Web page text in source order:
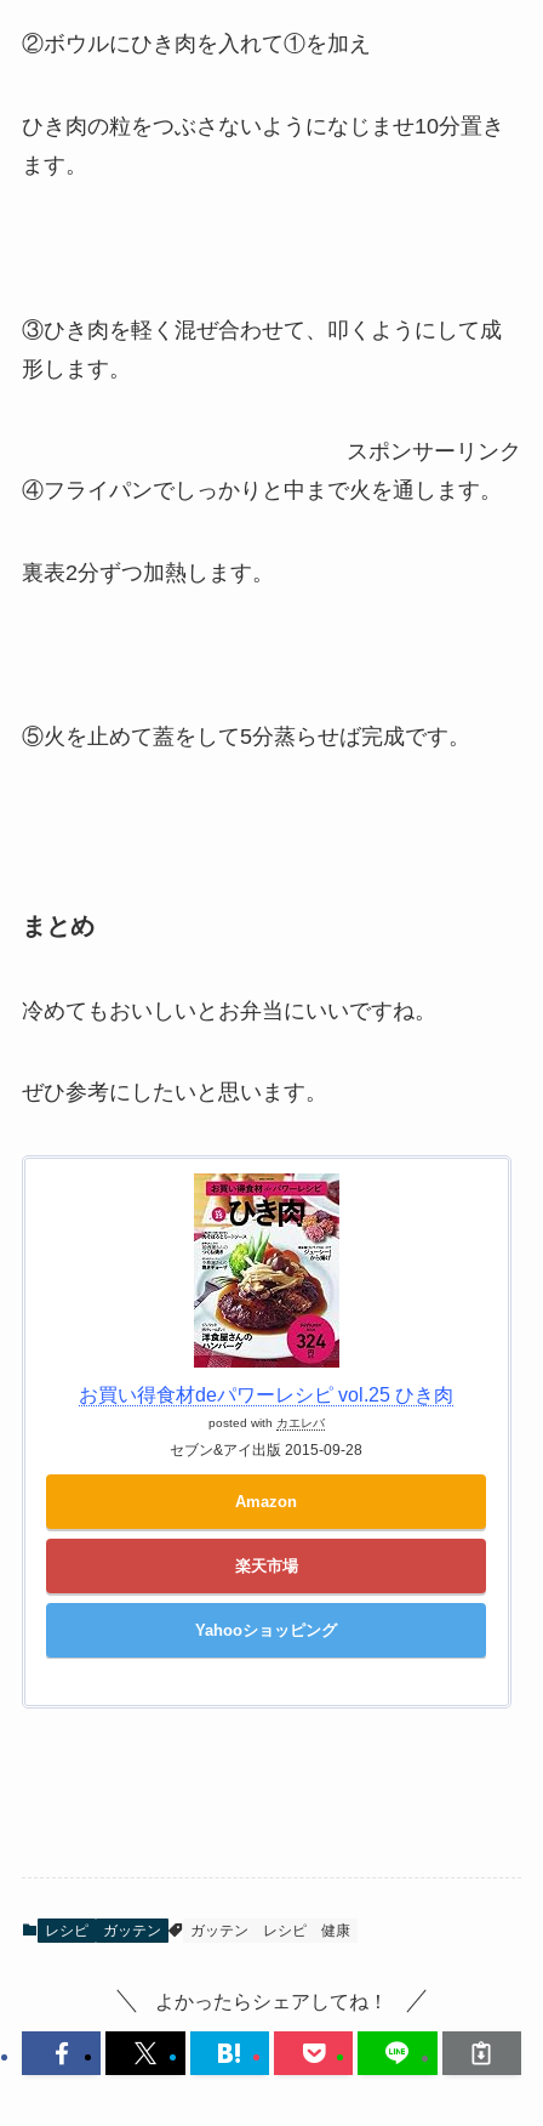
②ボウルにひき肉を入れて①を加え
ひき肉の粒をつぶさないようになじませ10分置き
ます。
③ひき肉を軽く混ぜ合わせて、叩くようにして成
形します。
スポンサーリンク
④フライパンでしっかりと中まで火を通します。
裏表2分ずつ加熱します。
⑤火を止めて蓋をして5分蒸らせば完成です。
まとめ
冷めてもおいしいとお弁当にいいですね。
ぜひ参考にしたいと思います。
お買い得食材deパワーレシピ vol.25 ひき肉
posted with カエレバ
セブン&アイ出版 2015-09-28
Amazon
楽天市場
Yahooショッピング
レシピ ガッテン ガッテン レシピ 健康
よかったらシェアしてね！